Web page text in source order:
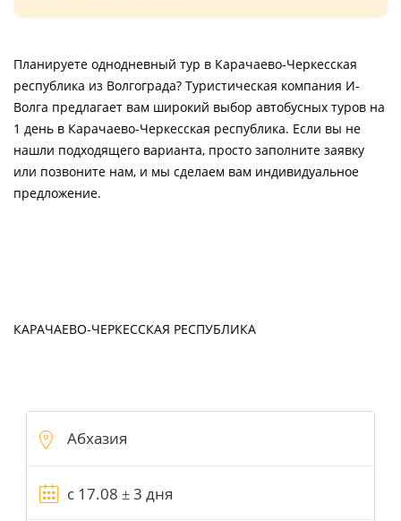
Планируете однодневный тур в Карачаево-Черкесская
республика из Волгограда? Туристическая компания И-
Волга предлагает вам широкий выбор автобусных туров на
1 день в Карачаево-Черкесская республика. Если вы не
нашли подходящего варианта, просто заполните заявку
или позвоните нам, и мы сделаем вам индивидуальное
предложение.
КАРАЧАЕВО-ЧЕРКЕССКАЯ РЕСПУБЛИКА